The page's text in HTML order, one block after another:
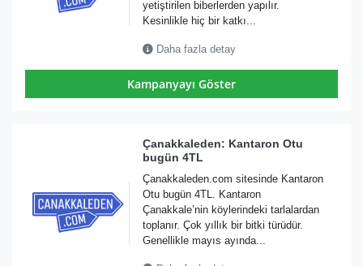
yetiştirilen biberlerden yapılır.
Kesinlikle hiç bir katkı...
Daha fazla detay
Kampanyayı Göster
Çanakkaleden: Kantaron Otu
bugün 4TL
Çanakkaleden.com sitesinde Kantaron
Otu bugün 4TL. Kantaron
Çanakkale’nin köylerindeki tarlalardan
toplanır. Çok yıllık bir bitki türüdür.
Genellikle mayıs ayında...